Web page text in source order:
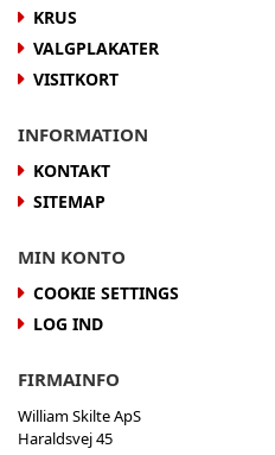
KRUS
VALGPLAKATER
VISITKORT
INFORMATION
KONTAKT
SITEMAP
MIN KONTO
COOKIE SETTINGS
LOG IND
FIRMAINFO
William Skilte ApS
Haraldsvej 45